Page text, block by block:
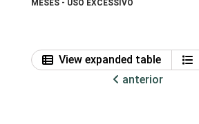
MESES - USO EXCESSIVO
View expanded table
anterior